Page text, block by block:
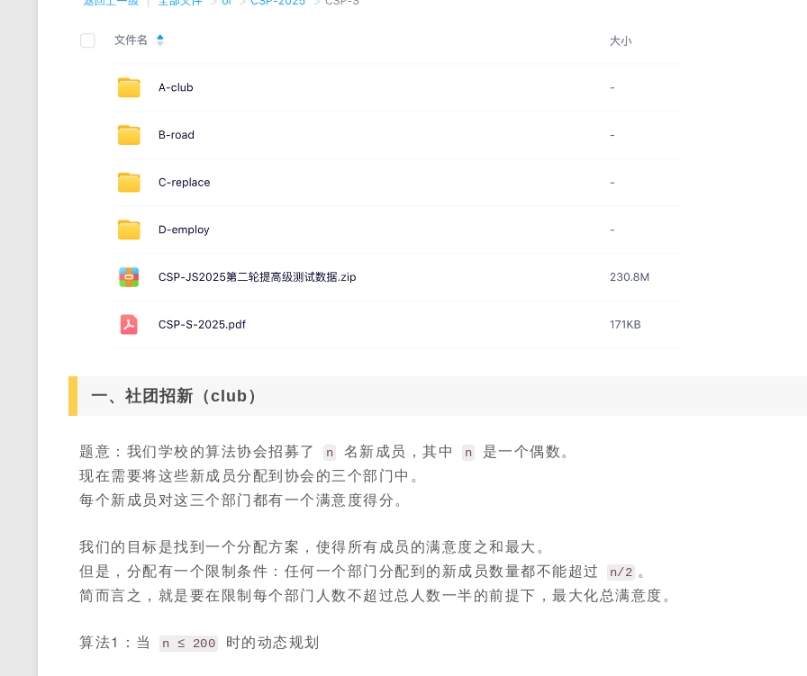
一、社团招新（club）
题意：我们学校的算法协会招募了 n 名新成员，其中 n
是一个偶数。
现在需要将这些新成员分配到协会的三个部门中。
每个新成员对这三个部门都有一个满意度得分。
我们的目标是找到一个分配方案，使得所有成员的满意度之和最大。
但是，分配有一个限制条件：任何一个部门分配到的新成员数量都不能超过
n/2 。
简而言之，就是要在限制每个部门人数不超过总人数一半的前提下，最大化总满意度。
算法1：当 n ≤ 200 时的动态规划